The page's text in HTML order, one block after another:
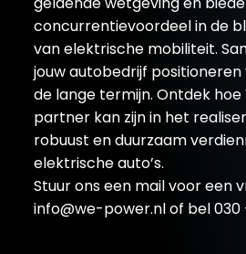
concurrentievoordeel in de
van elektrische mobiliteit.
jouw autobedrijf
de lange termijn. Ontdek hoe
partner kan zijn in het
robuust en duurzaam
elektrische auto’s.
Stuur ons een mail voor een
info@we-power.nlof bel 030